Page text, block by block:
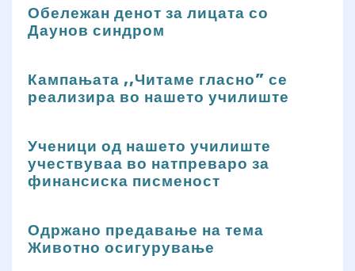
Обележан денот за лицата со
Даунов синдром
Кампањата ,,Читаме гласно” се
реализира во нашето училиште
Ученици од нашето училиште
учествуваа во натпреваро за
финансиска писменост
Одржано предавање на тема
Животно осигурување